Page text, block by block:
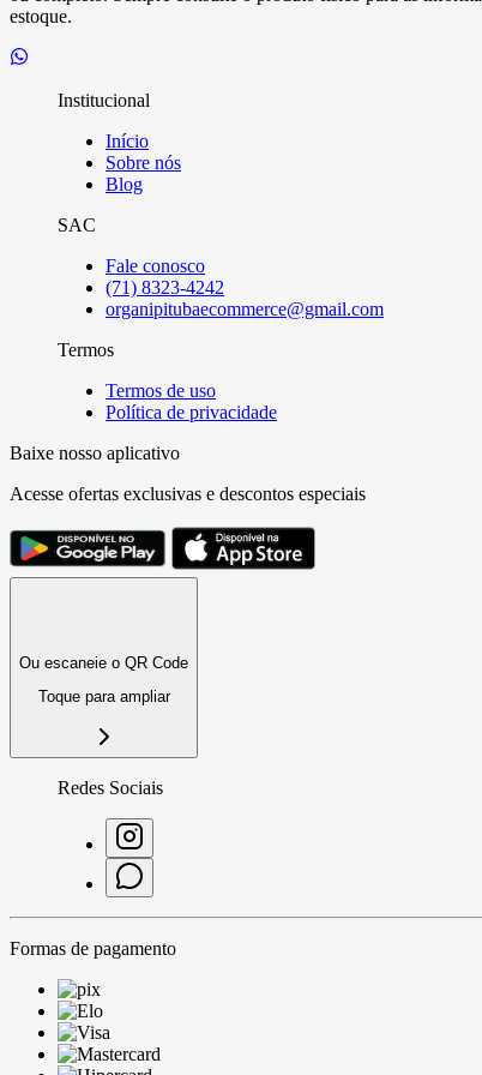
estoque.
Institucional
Início
Sobre nós
Blog
SAC
Fale conosco
(71) 8323-4242
organipitubaecommerce@gmail.com
Termos
Termos de uso
Política de privacidade
Baixe nosso aplicativo
Acesse ofertas exclusivas e descontos especiais
Ou escaneie o QR Code
Toque para ampliar
Redes Sociais
Formas de pagamento